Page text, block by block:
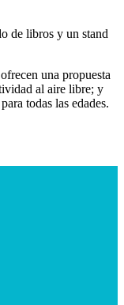
de libros y un stand
una propuesta
al aire libre; y
todas las edades.